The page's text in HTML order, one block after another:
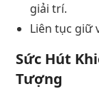
giải trí.
Liên tục giữ
Sức Hút
Tượng